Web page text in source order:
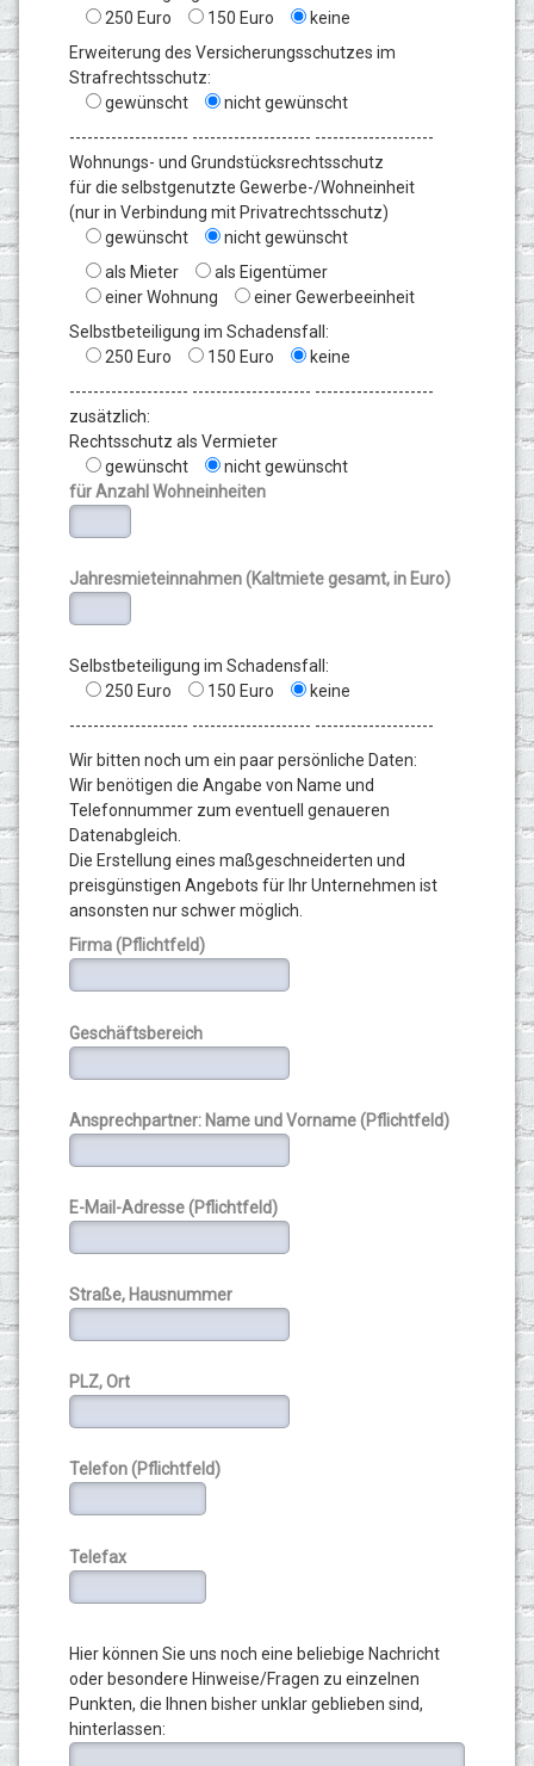
250 Euro
150 Euro
keine
Erweiterung des Versicherungsschutzes im
Strafrechtsschutz:
gewünscht
nicht gewünscht
-------------------- -------------------- --------------------
Wohnungs- und Grundstücksrechtsschutz
für die selbstgenutzte Gewerbe-/Wohneinheit
(nur in Verbindung mit Privatrechtsschutz)
gewünscht
nicht gewünscht
als Mieter
als Eigentümer
einer Wohnung
einer Gewerbeeinheit
Selbstbeteiligung im Schadensfall:
250 Euro
150 Euro
keine
-------------------- -------------------- --------------------
zusätzlich:
Rechtsschutz als Vermieter
gewünscht
nicht gewünscht
für Anzahl Wohneinheiten
Jahresmieteinnahmen (Kaltmiete gesamt, in Euro)
Selbstbeteiligung im Schadensfall:
250 Euro
150 Euro
keine
-------------------- -------------------- --------------------
Wir bitten noch um ein paar persönliche Daten:
Wir benötigen die Angabe von Name und
Telefonnummer zum eventuell genaueren
Datenabgleich.
Die Erstellung eines maßgeschneiderten und
preisgünstigen Angebots für Ihr Unternehmen ist
ansonsten nur schwer möglich.
Firma (Pflichtfeld)
Geschäftsbereich
Ansprechpartner: Name und Vorname (Pflichtfeld)
E-Mail-Adresse (Pflichtfeld)
Straße, Hausnummer
PLZ, Ort
Telefon (Pflichtfeld)
Telefax
Hier können Sie uns noch eine beliebige Nachricht
oder besondere Hinweise/Fragen zu einzelnen
Punkten, die Ihnen bisher unklar geblieben sind,
hinterlassen: